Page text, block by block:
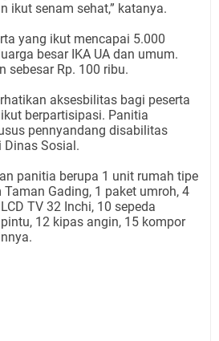
ikut senam sehat,” katanya.
yang ikut mencapai 5.000
besar IKA UA dan umum.
sebesar Rp. 100 ribu.
aksesbilitas bagi peserta
berpartisipasi. Panitia
pennyandang disabilitas
Dinas Sosial.
panitia berupa 1 unit rumah tipe
Gading, 1 paket umroh, 4
TV 32 Inchi, 10 sepeda
12 kipas angin, 15 kompor